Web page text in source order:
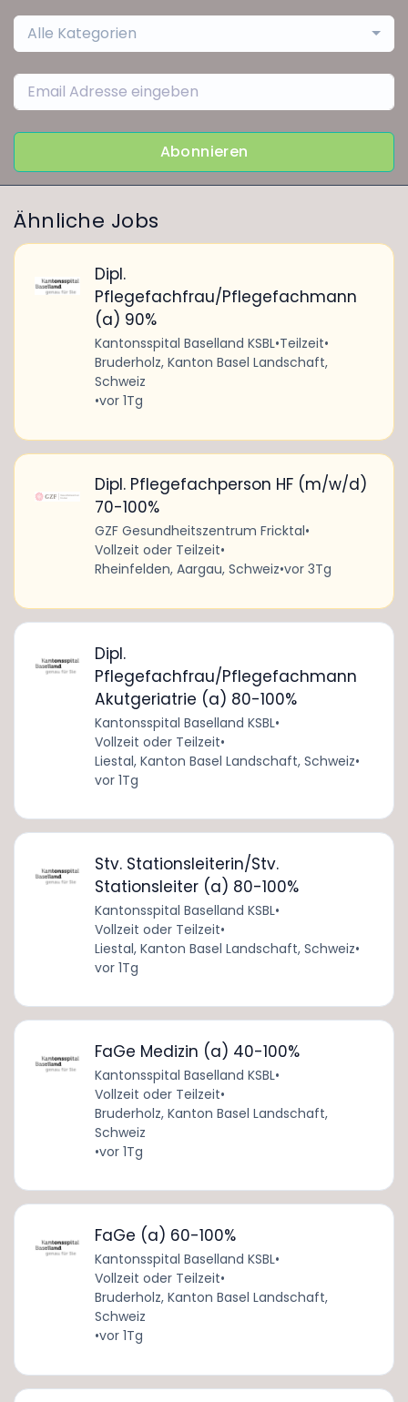
Alle Kategorien
Abonnieren
Ähnliche Jobs
Dipl.
Pflegefachfrau/Pflegefachmann
(a) 90%
Kantonsspital Baselland KSBL•Teilzeit•
Bruderholz, Kanton Basel Landschaft,
Schweiz
•vor 1Tg
Dipl. Pflegefachperson HF (m/w/d)
70-100%
GZF Gesundheitszentrum Fricktal•
Vollzeit oder Teilzeit•
Rheinfelden, Aargau, Schweiz•vor 3Tg
Dipl.
Pflegefachfrau/Pflegefachmann
Akutgeriatrie (a) 80-100%
Kantonsspital Baselland KSBL•
Vollzeit oder Teilzeit•
Liestal, Kanton Basel Landschaft, Schweiz•
vor 1Tg
Stv. Stationsleiterin/Stv.
Stationsleiter (a) 80-100%
Kantonsspital Baselland KSBL•
Vollzeit oder Teilzeit•
Liestal, Kanton Basel Landschaft, Schweiz•
vor 1Tg
FaGe Medizin (a) 40-100%
Kantonsspital Baselland KSBL•
Vollzeit oder Teilzeit•
Bruderholz, Kanton Basel Landschaft,
Schweiz
•vor 1Tg
FaGe (a) 60-100%
Kantonsspital Baselland KSBL•
Vollzeit oder Teilzeit•
Bruderholz, Kanton Basel Landschaft,
Schweiz
•vor 1Tg